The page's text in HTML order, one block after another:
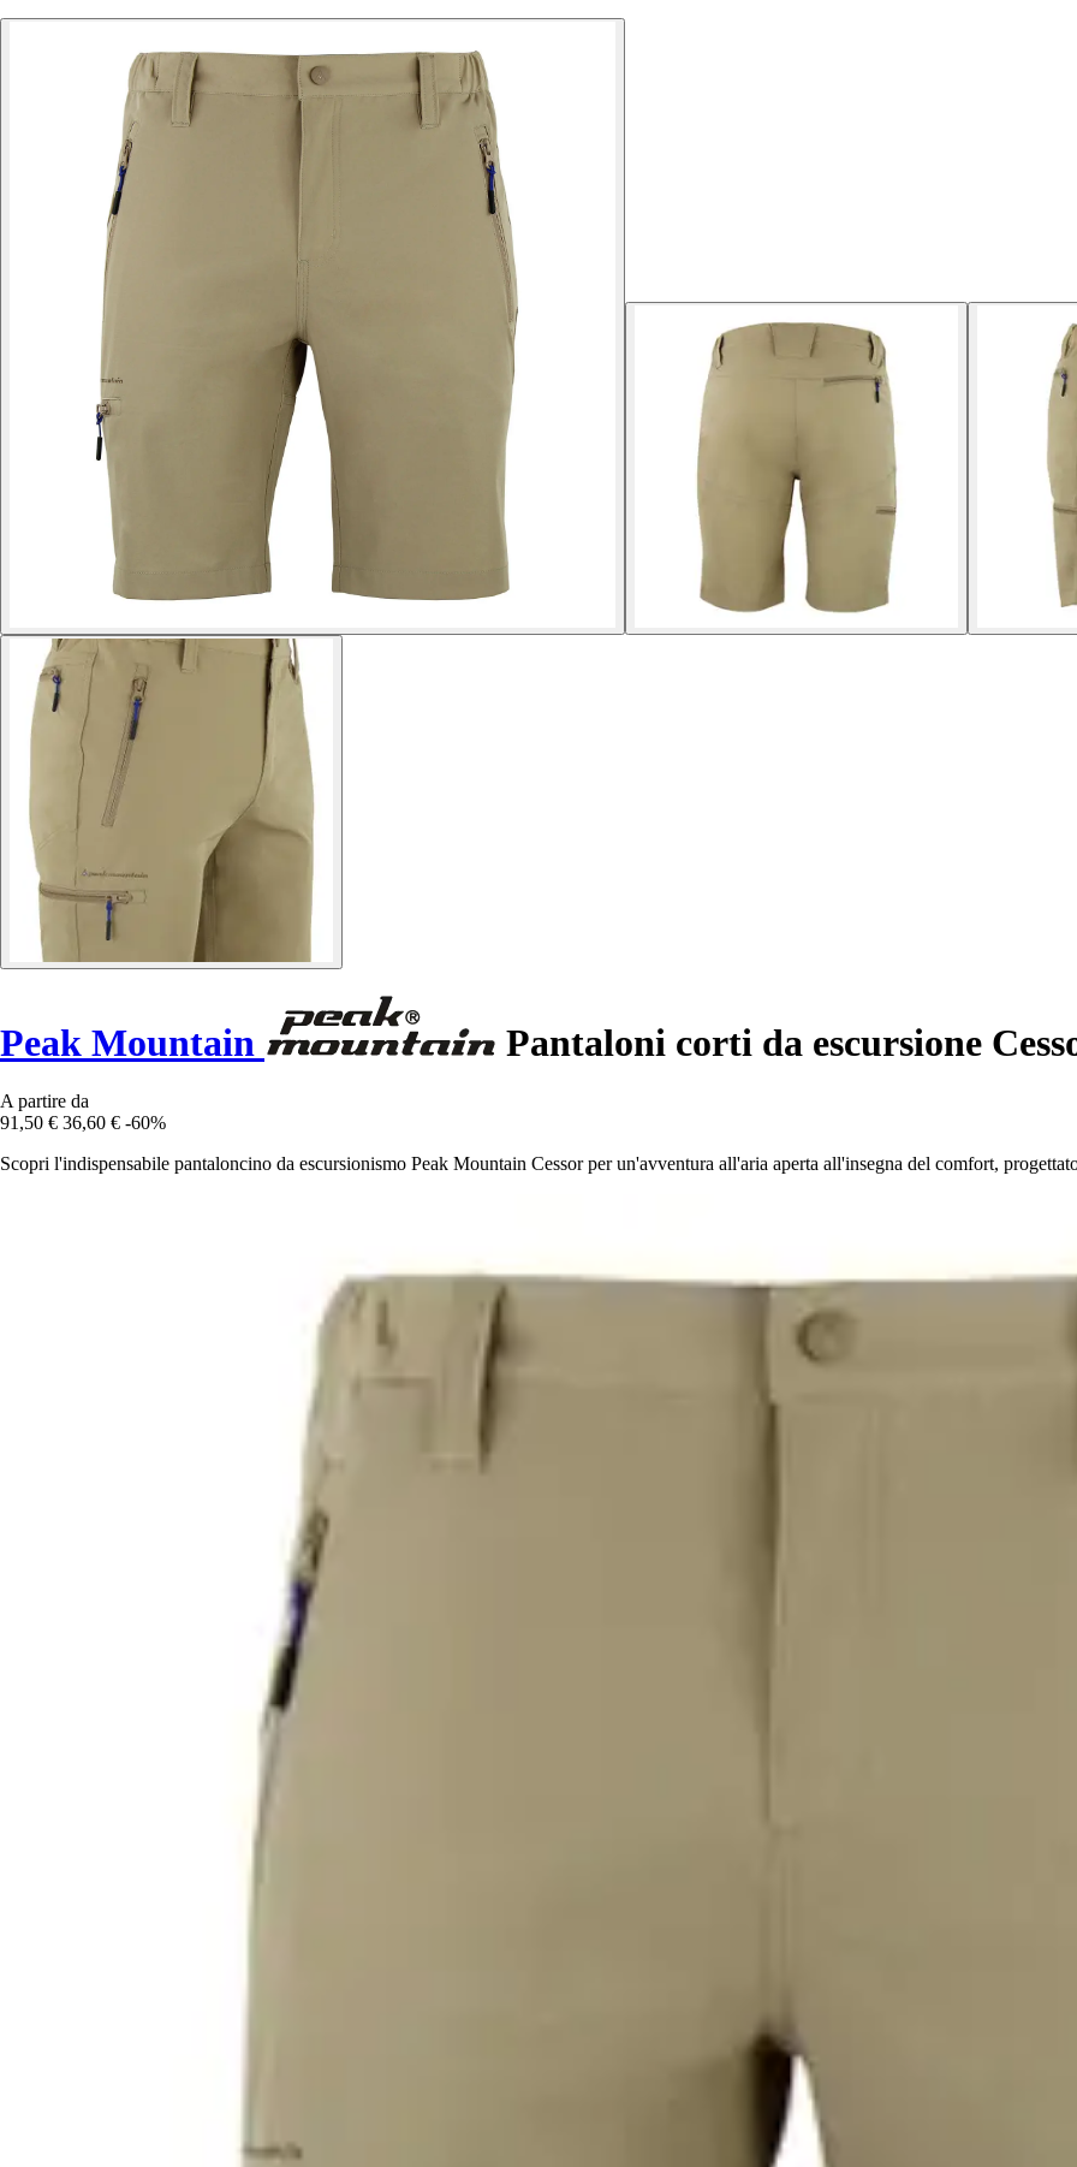
Peak Mountain Pantaloni corti da escursione
A partire da
91,50 € 36,60 € -60%
Scopri l'indispensabile pantaloncino da escursionismo Peak Mountain Cessor per un'avventura all'aria aperta all'insegna del comfort,